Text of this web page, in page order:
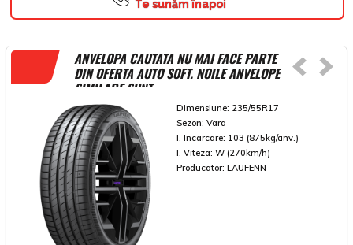
Te sunăm înapoi
ANVELOPA CAUTATA NU MAI FACE PARTE
DIN OFERTA AUTO SOFT. NOILE ANVELOPE
SIMILARE SUNT
Dimensiune: 235/55R17
Sezon: Vara
I. Incarcare: 103 (875kg/anv.)
I. Viteza: W (270km/h)
Producator: LAUFENN